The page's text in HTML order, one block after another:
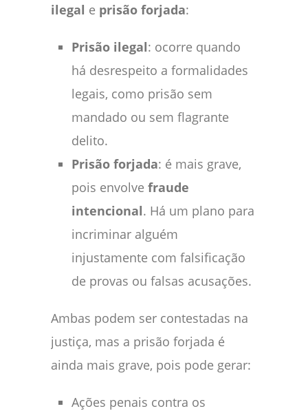
ilegal e prisão forjada:
Prisão ilegal: ocorre quando
há desrespeito a formalidades
legais, como prisão sem
mandado ou sem flagrante
delito.
Prisão forjada: é mais grave,
pois envolve fraude
intencional. Há um plano para
incriminar alguém
injustamente com falsificação
de provas ou falsas acusações.
Ambas podem ser contestadas na
justiça, mas a prisão forjada é
ainda mais grave, pois pode gerar:
Ações penais contra os